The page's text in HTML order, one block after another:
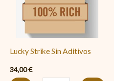
Lucky Strike Sin Aditivos
34,00€